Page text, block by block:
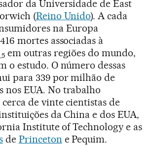
da Universidade de East
(Reino Unido). A cada
na Europa
mortes associadas à
em outras regiões do mundo,
o estudo. O número dessas
para 339 por milhão de
nos EUA. No trabalho
de vinte cientistas de
da China e dos EUA,
Institute of Technology e as
de Princeton e Pequim.